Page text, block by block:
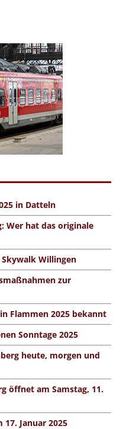
in Datteln
Wer hat das originale
Willingen
zur
Flammen 2025 bekannt
Sonntage 2025
heute, morgen und
öffnet am Samstag, 11.
17. Januar 2025